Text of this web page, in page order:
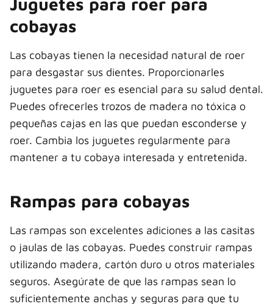
Juguetes para roer para
cobayas
Las cobayas tienen la necesidad natural de roer
para desgastar sus dientes. Proporcionarles
juguetes para roer es esencial para su salud dental.
Puedes ofrecerles trozos de madera no tóxica o
pequeñas cajas en las que puedan esconderse y
roer. Cambia los juguetes regularmente para
mantener a tu cobaya interesada y entretenida.
Rampas para cobayas
Las rampas son excelentes adiciones a las casitas
o jaulas de las cobayas. Puedes construir rampas
utilizando madera, cartón duro u otros materiales
seguros. Asegúrate de que las rampas sean lo
suficientemente anchas y seguras para que tu